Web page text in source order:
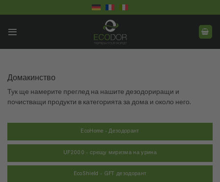
to
Домакинство
Тук ще намерите преглед на нашите дезодориращи и
почистващи продукти в категорията за дома и около него.
EcoHome - Дезодорант
UF2000 - срещу миризма на урина
EcoShield - GFT дезодорант